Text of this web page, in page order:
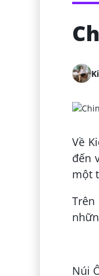
Về
đến
một
Núi